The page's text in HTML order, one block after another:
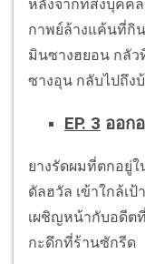
หลังจากที่ส่งบุคค
กาพย์ล้างแค้นที่กิ
มินซางฮยอน กลั
ซางอุน กลับไปถึง
EP. 3 ออก
ยางรัดผมที่ตกอยู่ใ
ดัลฮวัล เข้าใกล้เ
เผชิญหน้ากับอดีต
กะดึกที่ร้านซักรีด